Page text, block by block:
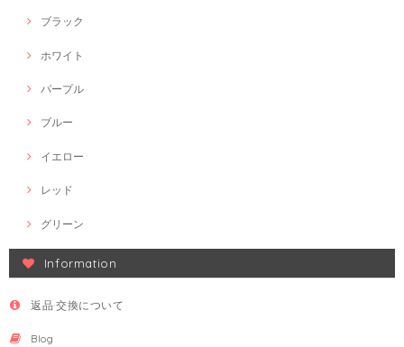
ブラック
ホワイト
パープル
ブルー
イエロー
レッド
グリーン
Information
返品·交換について
Blog